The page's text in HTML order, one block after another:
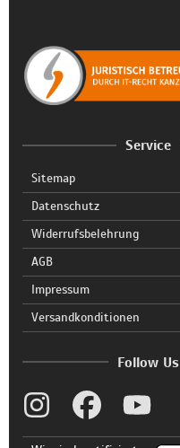
Service
Sitemap
Datenschutz
Widerrufsbelehrung
AGB
Impressum
Versandkonditionen
Follow Us